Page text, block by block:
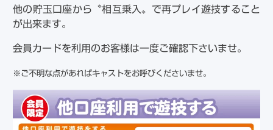
他の貯玉口座から〝相互乗入〟で再プレイ遊技すること
が出来ます。
会員カードを利用のお客様は一度ご確認下さいませ。
※ご不明な点があればキャストをお呼びくださいませ。